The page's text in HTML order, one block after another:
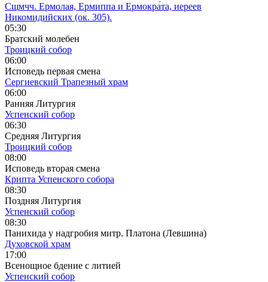
Сщмчч. Ермолая, Ермиппа и Ермокра́та, иереев
Никомидийских (ок. 305).
05:30
Братский молебен
Троицкий собор
06:00
Исповедь первая смена
Сергиевский Трапезный храм
06:00
Ранняя Литургия
Успенский собор
06:30
Средняя Литургия
Троицкий собор
08:00
Исповедь вторая смена
Крипта Успенского собора
08:30
Поздняя Литургия
Успенский собор
08:30
Панихида у надгробия митр. Платона (Левшина)
Духовской храм
17:00
Всенощное бдение с литией
Успенский собор